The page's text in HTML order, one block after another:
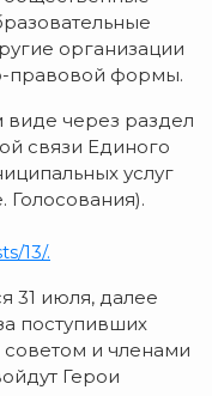
организации
правовой формы.
виде через раздел
связи Единого
услуг
Голосования).
13/.
31 июля, далее
поступивших
и членами
Герои